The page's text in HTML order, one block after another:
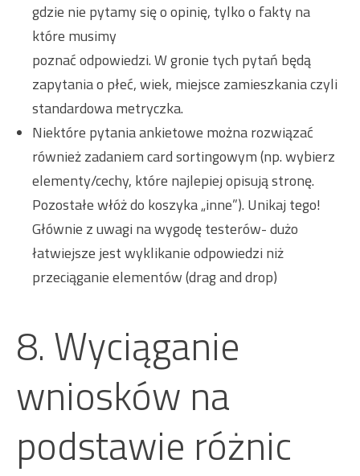
gdzie nie pytamy się o opinię, tylko o fakty na
które musimy
poznać odpowiedzi. W gronie tych pytań będą
zapytania o płeć, wiek, miejsce zamieszkania czyli
standardowa metryczka.
Niektóre pytania ankietowe można rozwiązać
również zadaniem card sortingowym (np. wybierz
elementy/cechy, które najlepiej opisują stronę.
Pozostałe włóż do koszyka „inne”). Unikaj tego!
Głównie z uwagi na wygodę testerów- dużo
łatwiejsze jest wyklikanie odpowiedzi niż
przeciąganie elementów (drag and drop)
8. Wyciąganie
wniosków na
podstawie różnic